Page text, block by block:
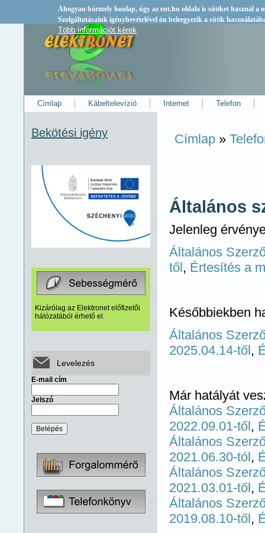
Ahogyan bármely honlap, úgy az ent.hu oldala is sütiket használ a
Szolgáltatásaink igénybevételével ön beleegyezik a sütik
Több információt kérek
Címlap Kábeltelevízió Internet Telefon
Bekötési igény
Kizárólag az Elektronet előfizetői
hálózatából érhető el.
Levelezés
E-mail cím
Jelszó
Jelenlegi hely
Címlap »
Általános
Jelenleg
Általános
től, Értesítés a
Későbbiekben
Általános
2025.04.14-től,
Már hatályát
Általános
2022.09.01-től,
Általános
2021.06.30-tól,
Általános
2021.03.01-től,
Általános
2019.08.10-től,